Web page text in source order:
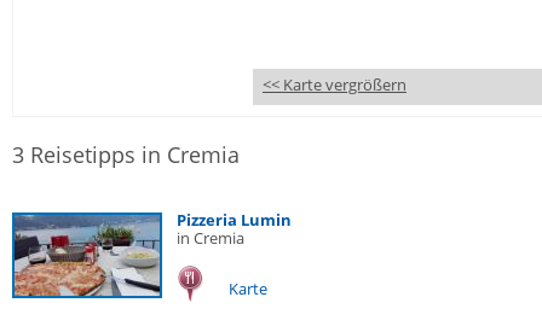
<< Karte vergrößern
3 Reisetipps in Cremia
Pizzeria Lumin
in Cremia
Karte